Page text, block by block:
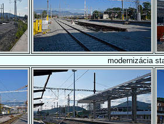
modernizácia